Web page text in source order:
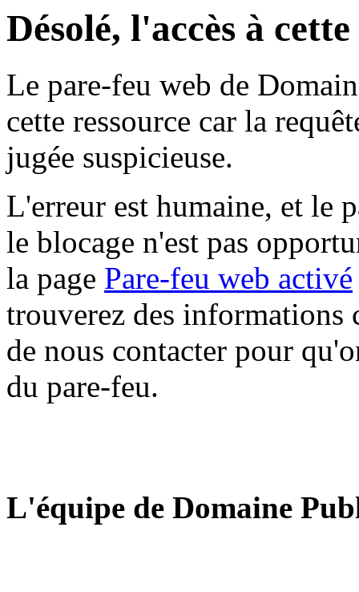
Désolé, l'accès à
Le pare-feu web de
cette ressource car la
jugée suspicieuse.
L'erreur est humaine, et le
le blocage n'est pas
la page Pare-feu web activé
trouverez des informations
de nous contacter pour
du pare-feu.
L'équipe de Domaine